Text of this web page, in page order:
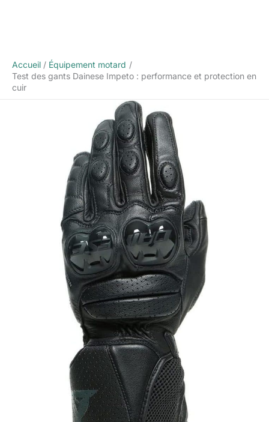
Accueil
Équipement motard
Test des gants Dainese Impeto : performance et protection en
cuir